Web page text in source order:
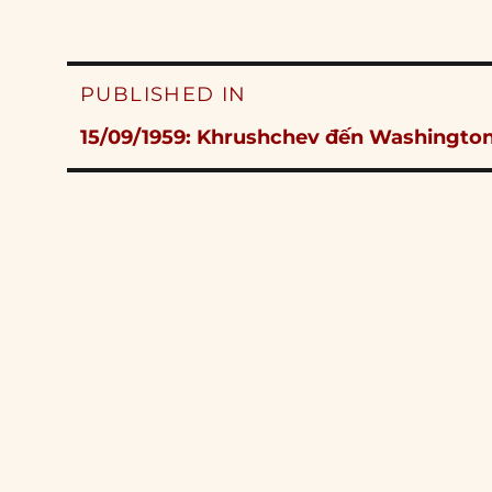
Post
PUBLISHED IN
15/09/1959: Khrushchev đến